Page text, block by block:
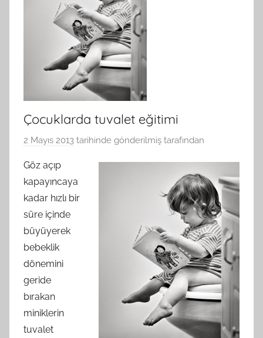
Çocuklarda tuvalet eğitimi
2 Mayıs 2013 tarihinde gönderilmiş tarafından
Göz açıp
kapayıncaya
kadar hızlı bir
süre içinde
büyüyerek
bebeklik
dönemini
geride
bırakan
miniklerin
tuvalet